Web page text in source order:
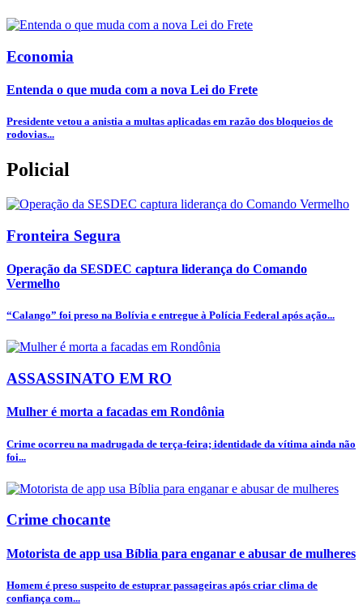
Economia
Entenda o que muda com a nova Lei do Frete
Presidente vetou a anistia a multas aplicadas em razão dos bloqueios de
rodovias...
Policial
Fronteira Segura
Operação da SESDEC captura liderança do Comando
Vermelho
“Calango” foi preso na Bolívia e entregue à Polícia Federal após ação...
ASSASSINATO EM RO
Mulher é morta a facadas em Rondônia
Crime ocorreu na madrugada de terça-feira; identidade da vítima ainda não
foi...
Crime chocante
Motorista de app usa Bíblia para enganar e abusar de mulheres
Homem é preso suspeito de estuprar passageiras após criar clima de
confiança com...